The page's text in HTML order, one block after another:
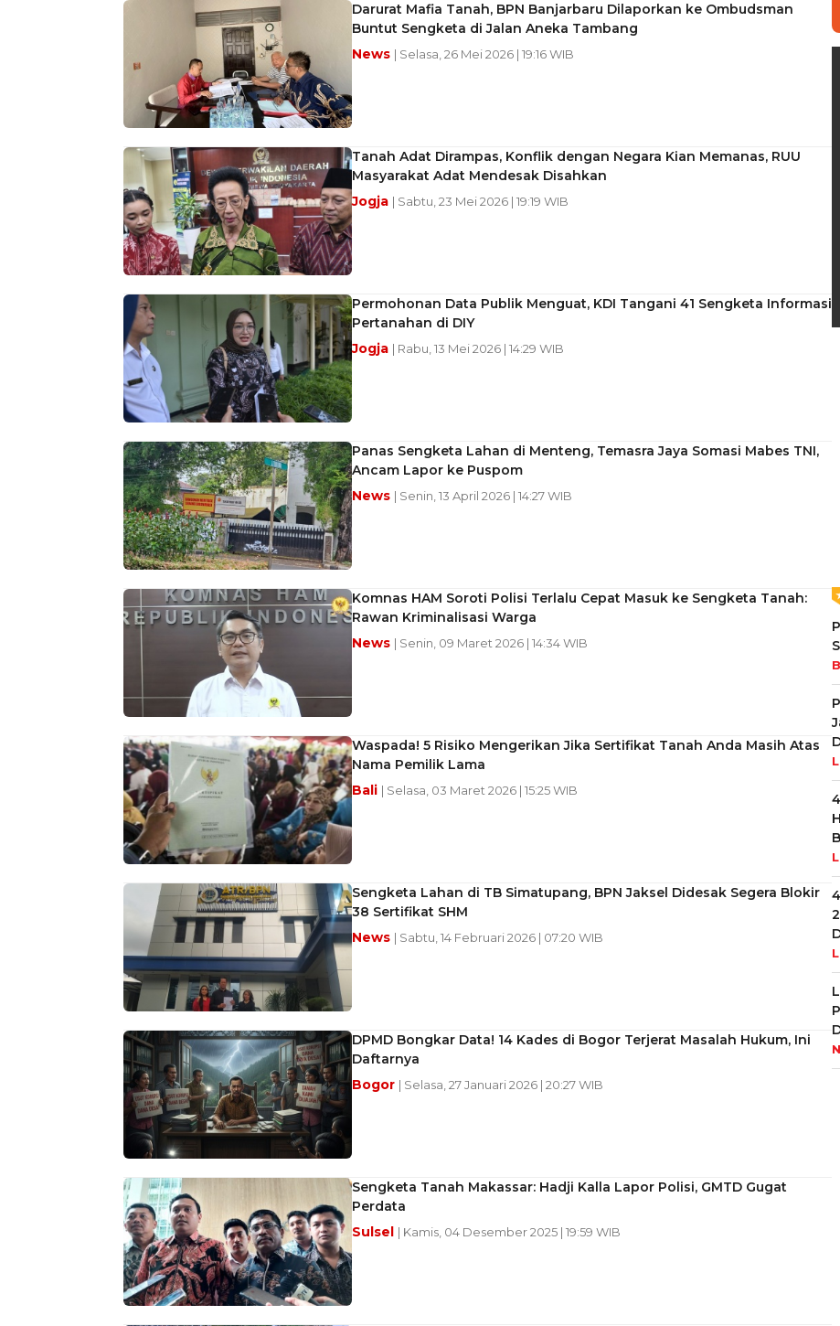
Darurat Mafia Tanah, BPN Banjarbaru Dilaporkan ke Ombudsman
Buntut Sengketa di Jalan Aneka Tambang
News | Selasa, 26 Mei 2026 | 19:16 WIB
Tanah Adat Dirampas, Konflik dengan Negara Kian Memanas, RUU
Masyarakat Adat Mendesak Disahkan
Jogja | Sabtu, 23 Mei 2026 | 19:19 WIB
Permohonan Data Publik Menguat, KDI Tangani 41 Sengketa Informasi
Pertanahan di DIY
Jogja | Rabu, 13 Mei 2026 | 14:29 WIB
Panas Sengketa Lahan di Menteng, Temasra Jaya Somasi Mabes TNI,
Ancam Lapor ke Puspom
News | Senin, 13 April 2026 | 14:27 WIB
Komnas HAM Soroti Polisi Terlalu Cepat Masuk ke Sengketa Tanah:
Rawan Kriminalisasi Warga
News | Senin, 09 Maret 2026 | 14:34 WIB
Waspada! 5 Risiko Mengerikan Jika Sertifikat Tanah Anda Masih Atas
Nama Pemilik Lama
Bali | Selasa, 03 Maret 2026 | 15:25 WIB
Sengketa Lahan di TB Simatupang, BPN Jaksel Didesak Segera Blokir
38 Sertifikat SHM
News | Sabtu, 14 Februari 2026 | 07:20 WIB
DPMD Bongkar Data! 14 Kades di Bogor Terjerat Masalah Hukum, Ini
Daftarnya
Bogor | Selasa, 27 Januari 2026 | 20:27 WIB
Sengketa Tanah Makassar: Hadji Kalla Lapor Polisi, GMTD Gugat
Perdata
Sulsel | Kamis, 04 Desember 2025 | 19:59 WIB